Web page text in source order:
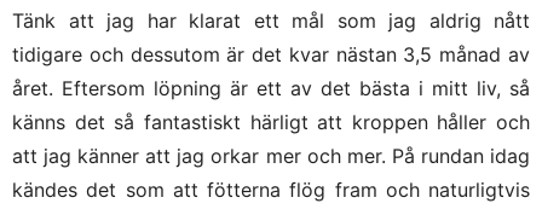
Tänk att jag har klarat ett mål som jag aldrig nått
tidigare och dessutom är det kvar nästan 3,5 månad av
året. Eftersom löpning är ett av det bästa i mitt liv, så
känns det så fantastiskt härligt att kroppen håller och
att jag känner att jag orkar mer och mer. På rundan idag
kändes det som att fötterna flög fram och naturligtvis